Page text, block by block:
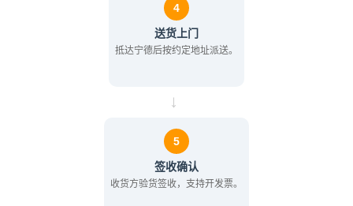
4
送货上门
抵达宁德后按约定地址派送。
→
5
签收确认
收货方验货签收，支持开发票。